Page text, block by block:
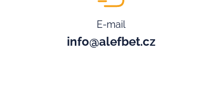
E-mail
info@alefbet.cz